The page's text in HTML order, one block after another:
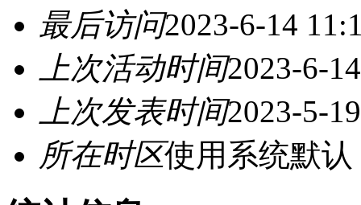
最后访问2023-6-14
上次活动时间2023-6-
上次发表时间2023-5-
所在时区使用系统默认